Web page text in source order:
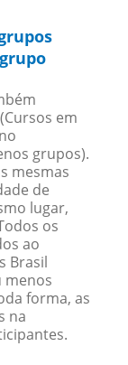
em
grupos).
mesmas
de
lugar,
os
ao
Brasil
menos
forma, as
na